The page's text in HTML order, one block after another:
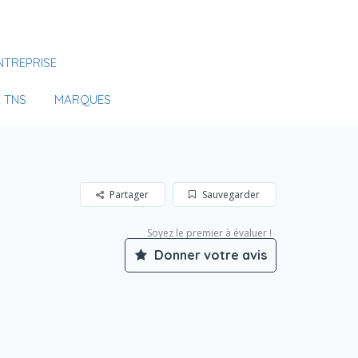
TNS MARQUES
Sauvegarder
Partager
Soyez le premier à évaluer !
Donner votre avis